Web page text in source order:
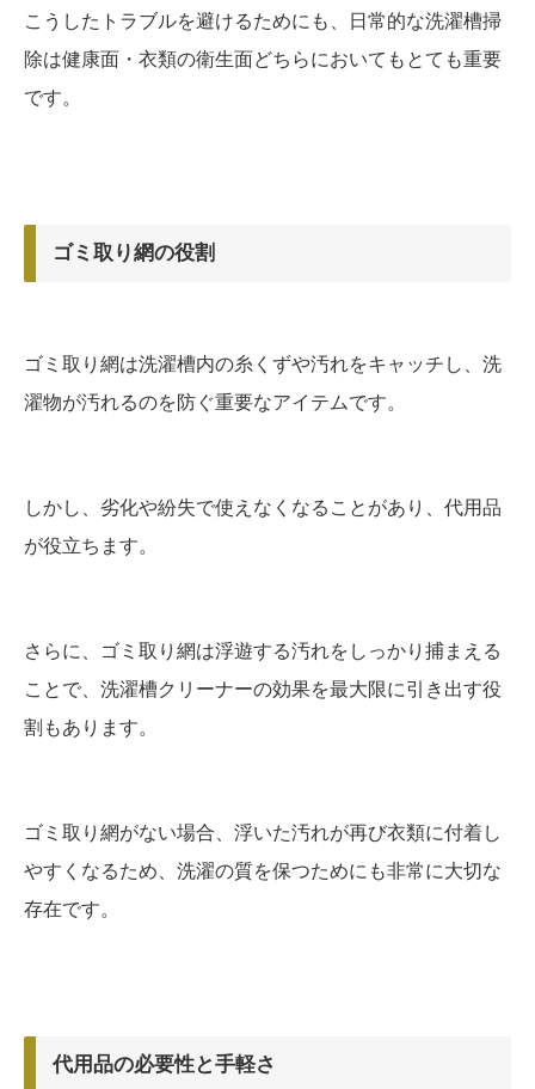
こうしたトラブルを避けるためにも、日常的な洗濯槽掃
除は健康面・衣類の衛生面どちらにおいてもとても重要
です。
ゴミ取り網の役割
ゴミ取り網は洗濯槽内の糸くずや汚れをキャッチし、洗
濯物が汚れるのを防ぐ重要なアイテムです。
しかし、劣化や紛失で使えなくなることがあり、代用品
が役立ちます。
さらに、ゴミ取り網は浮遊する汚れをしっかり捕まえる
ことで、洗濯槽クリーナーの効果を最大限に引き出す役
割もあります。
ゴミ取り網がない場合、浮いた汚れが再び衣類に付着し
やすくなるため、洗濯の質を保つためにも非常に大切な
存在です。
代用品の必要性と手軽さ